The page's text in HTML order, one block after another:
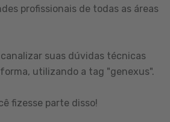
profissionais de todas as áreas
suas dúvidas técnicas
utilizando a tag "genexus".
fizesse parte disso!